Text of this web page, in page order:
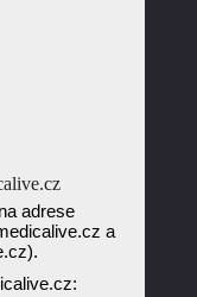
adrese
a